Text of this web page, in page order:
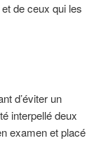
de ceux qui les
d’éviter un
interpellé deux
examen et placé